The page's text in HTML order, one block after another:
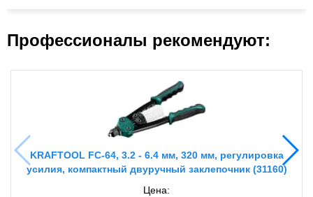
Профессионалы рекомендуют:
KRAFTOOL FC-64, 3.2 - 6.4 мм, 320 мм, регулировка
усилия, компактный двуручный заклепочник (31160)
Цена: